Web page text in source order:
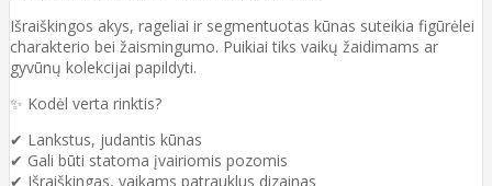
Išraiškingos akys, rageliai ir segmentuotas kūnas suteikia figūrėlei
charakterio bei žaismingumo. Puikiai tiks vaikų žaidimams ar
gyvūnų kolekcijai papildyti.
✨ Kodėl verta rinktis?
✔ Lankstus, judantis kūnas
✔ Gali būti statoma įvairiomis pozomis
✔ Išraiškingas, vaikams patrauklus dizainas